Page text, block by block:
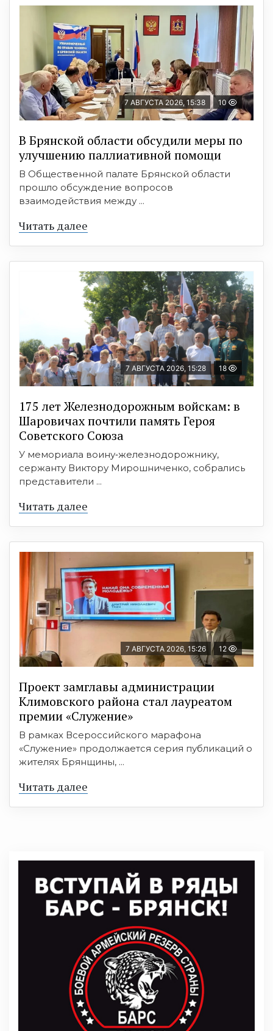
7 АВГУСТА 2026, 15:38 10
В Брянской области обсудили меры по
улучшению паллиативной помощи
В Общественной палате Брянской области
прошло обсуждение вопросов
взаимодействия между ...
Читать далее
7 АВГУСТА 2026, 15:28 18
175 лет Железнодорожным войскам: в
Шаровичах почтили память Героя
Советского Союза
У мемориала воину‑железнодорожнику,
сержанту Виктору Мирошниченко, собрались
представители ...
Читать далее
7 АВГУСТА 2026, 15:26 12
Проект замглавы администрации
Климовского района стал лауреатом
премии «Служение»
В рамках Всероссийского марафона
«Служение» продолжается серия публикаций о
жителях Брянщины, ...
Читать далее